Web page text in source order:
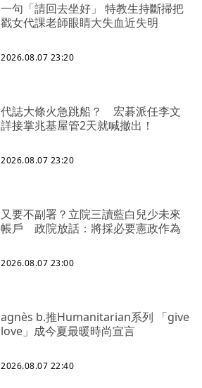
一句「請回去坐好」 特教生持斷掃把
戳女代課老師眼睛大失血近失明
2026.08.07 23:20
代誌大條火急跳船？ 宏碁派任李文
詳接掌兆基屋管2天就喊撤出！
2026.08.07 23:20
又要不副署？立院三讀藍白兒少未來
帳戶 政院放話：將採必要憲政作為
2026.08.07 23:00
agnès b.推Humanitarian系列 「give
love」成今夏最暖時尚宣言
2026.08.07 22:40